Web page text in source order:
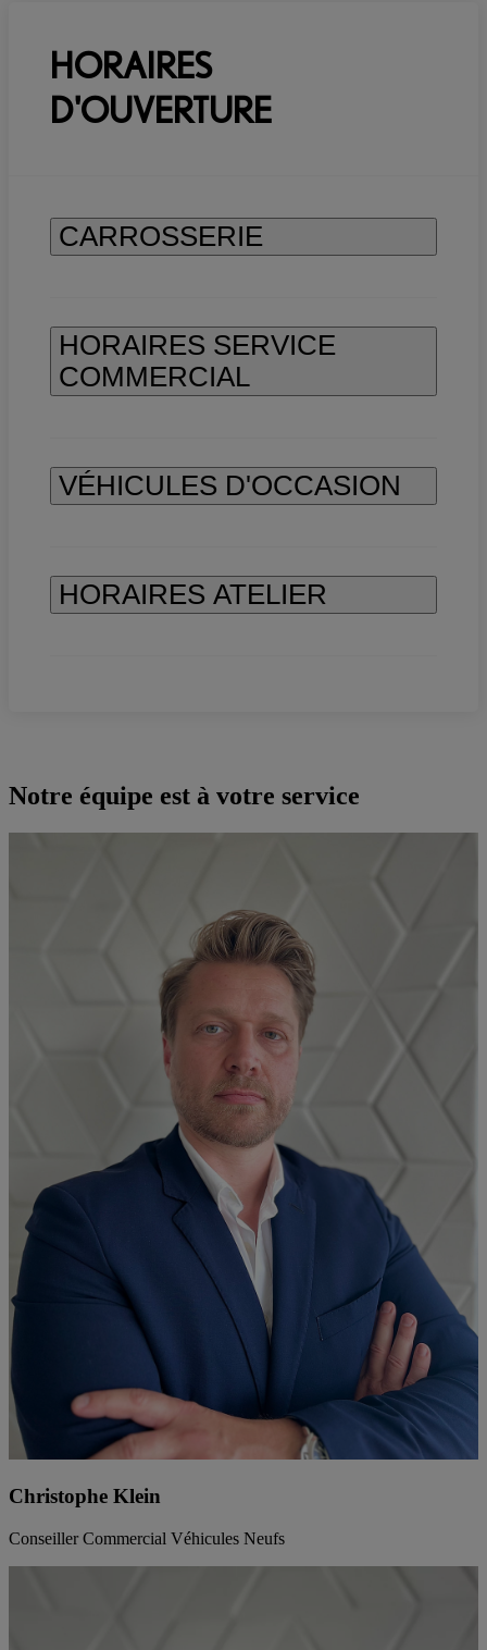
HORAIRES
D'OUVERTURE
CARROSSERIE
HORAIRES SERVICE
COMMERCIAL
VÉHICULES D'OCCASION
HORAIRES ATELIER
Notre équipe est à votre service
Christophe Klein
Conseiller Commercial Véhicules Neufs